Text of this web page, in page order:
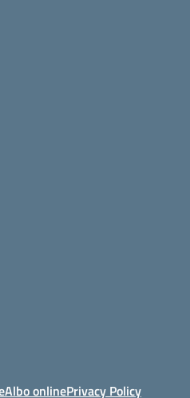
Albo onlinePrivacy Policy